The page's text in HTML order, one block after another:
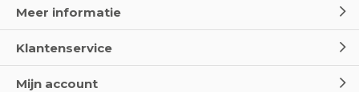
Meer informatie
Klantenservice
Mijn account